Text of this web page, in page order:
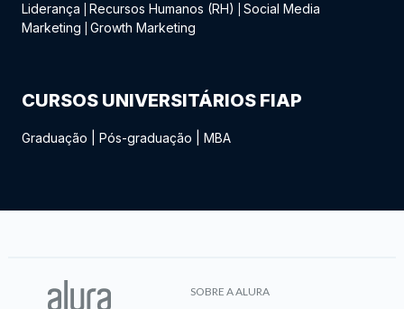
Liderança
Recursos Humanos (RH)
Social Media
Marketing
Growth Marketing
CURSOS UNIVERSITÁRIOS FIAP
Graduação Pós-graduação MBA
SOBRE A ALURA